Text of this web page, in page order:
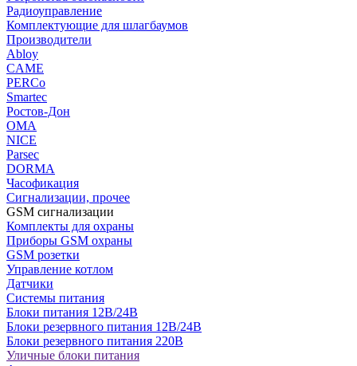
Радиоуправление
Комплектующие для шлагбаумов
Производители
Abloy
CAME
PERCo
Smartec
Ростов-Дон
ОМА
NICE
Parsec
DORMA
Часофикация
Сигнализации, прочее
GSM сигнализации
Комплекты для охраны
Приборы GSM охраны
GSM розетки
Управление котлом
Датчики
Системы питания
Блоки питания 12В/24В
Блоки резервного питания 12В/24В
Блоки резервного питания 220В
Уличные блоки питания